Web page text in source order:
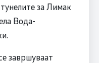
за Лимак
Вода-
завршуваат